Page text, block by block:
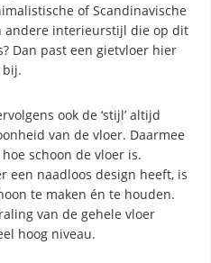
of Scandinavische
andere interieurstijl die op dit
Dan past een gietvloer hier
bij.
ook de ‘stijl’ altijd
van de vloer. Daarmee
schoon de vloer is.
een naadloos design heeft, is
te maken én te houden.
van de gehele vloer
hoog niveau.